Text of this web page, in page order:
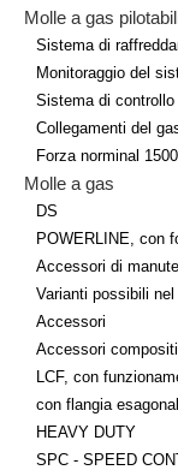
Molle a gas
Sistema di
Monitoraggio del
Sistema di controllo
Collegamenti del
Forza norminal
Molle a gas
DS
POWERLINE, con
Accessori di
Varianti possibili
Accessori
Accessori compositi
LCF, con
con flangia
HEAVY DUTY
SPC - SPEED